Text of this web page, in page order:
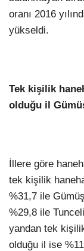
oranı 2016
yükseldi.
Tek kişilik
olduğu il
İllere göre
tek kişilik
%31,7 ile
%29,8 ile
yandan tek
olduğu il ise